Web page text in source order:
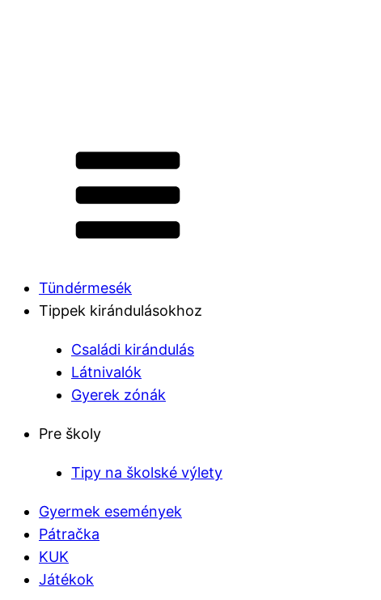
Tündérmesék
Tippek kirándulásokhoz
Családi kirándulás
Látnivalók
Gyerek zónák
Pre školy
Tipy na školské výlety
Gyermek események
Pátračka
KUK
Játékok